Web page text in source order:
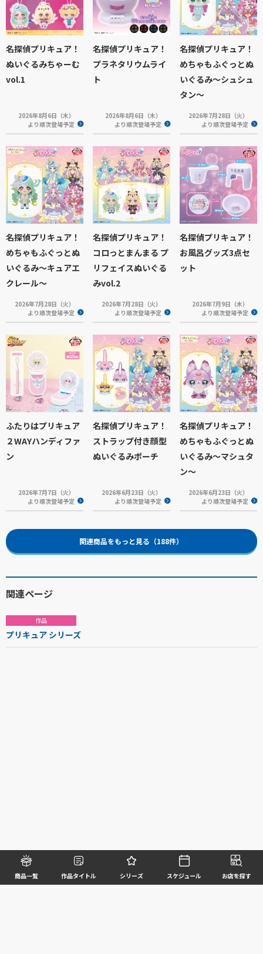
商品一覧 作品タイトル シリーズ スケジュール お店を探す
名探偵プリキュア！
ぬいぐるみちゃーむ
vol.1
2026年8月6日（木）
より順次登場予定
名探偵プリキュア！
プラネタリウムライ
ト
2026年8月6日（木）
より順次登場予定
名探偵プリキュア！
めちゃもふぐっとぬ
いぐるみ～シュシュ
タン～
2026年7月28日（火）
より順次登場予定
名探偵プリキュア！
めちゃもふぐっとぬ
いぐるみ～キュアエ
クレール～
2026年7月28日（火）
より順次登場予定
名探偵プリキュア！
コロっとまんまる プ
リフェイスぬいぐる
みvol.2
2026年7月28日（火）
より順次登場予定
名探偵プリキュア！
お風呂グッズ3点セ
ット
2026年7月9日（木）
より順次登場予定
ふたりはプリキュア
２WAYハンディファ
ン
2026年7月7日（火）
より順次登場予定
名探偵プリキュア！
ストラップ付き顔型
ぬいぐるみポーチ
2026年6月23日（火）
より順次登場予定
名探偵プリキュア！
めちゃもふぐっとぬ
いぐるみ～マシュタ
ン～
2026年6月23日（火）
より順次登場予定
関連商品をもっと見る（188件）
関連ページ
作品
プリキュア シリーズ